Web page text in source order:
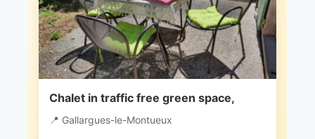
Chalet in traffic free green space,
📍 Gallargues-le-Montueux